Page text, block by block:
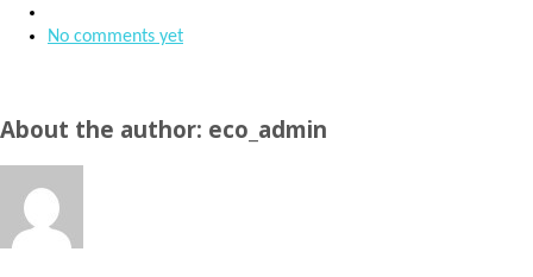
No comments yet
About the author: eco_admin